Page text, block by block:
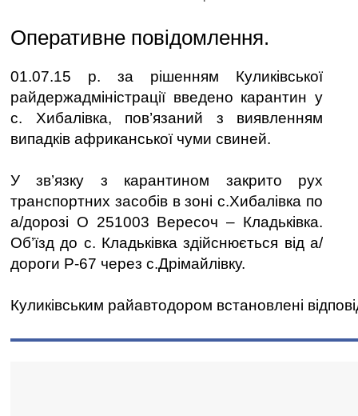
Оперативне повідомлення.
01.07.15 р. за рішенням Куликівської
райдержадміністрації введено карантин у
с. Хибалівка, пов’язаний з виявленням
випадків африканської чуми свиней.
У зв’язку з карантином закрито рух
транспортних засобів в зоні с.Хибалівка по
а/дорозі О 251003 Вересоч – Кладьківка.
Об’їзд до с. Кладьківка здійснюється від а/
дороги Р-67 через с.Дрімайлівку.
Куликівським райавтодором встановлені